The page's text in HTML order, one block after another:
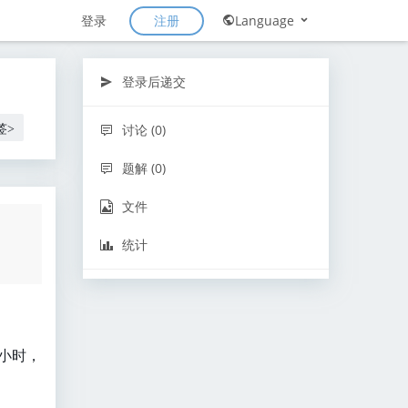
登录 注册 Language
>
时，
登录后递交
讨论 (0)
题解 (0)
文件
统计